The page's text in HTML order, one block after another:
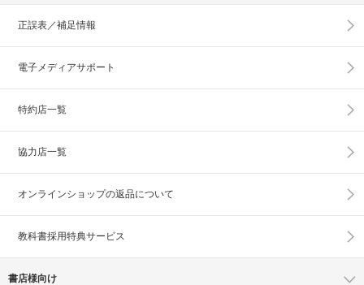
正誤表／補足情報
電子メディアサポート
特約店一覧
協力店一覧
オンラインショップの返品について
教科書採用特典サービス
書店様向け